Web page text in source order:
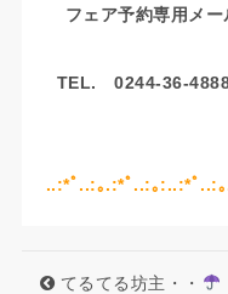
フェア予約専用メ
TEL. 0244-36-
..:*ﾟ..:｡.:*ﾟ..:｡:..:*ﾟ..:
てるてる坊主・・